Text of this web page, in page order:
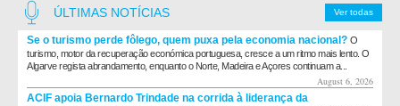
Ver todas
ÚLTIMAS NOTÍCIAS
Se o turismo perde fôlego, quem puxa pela economia nacional? O
turismo, motor da recuperação económica portuguesa, cresce a um ritmo mais lento. O
Algarve regista abrandamento, enquanto o Norte, Madeira e Açores continuam a...
August 6, 2026
ACIF apoia Bernardo Trindade na corrida à liderança da